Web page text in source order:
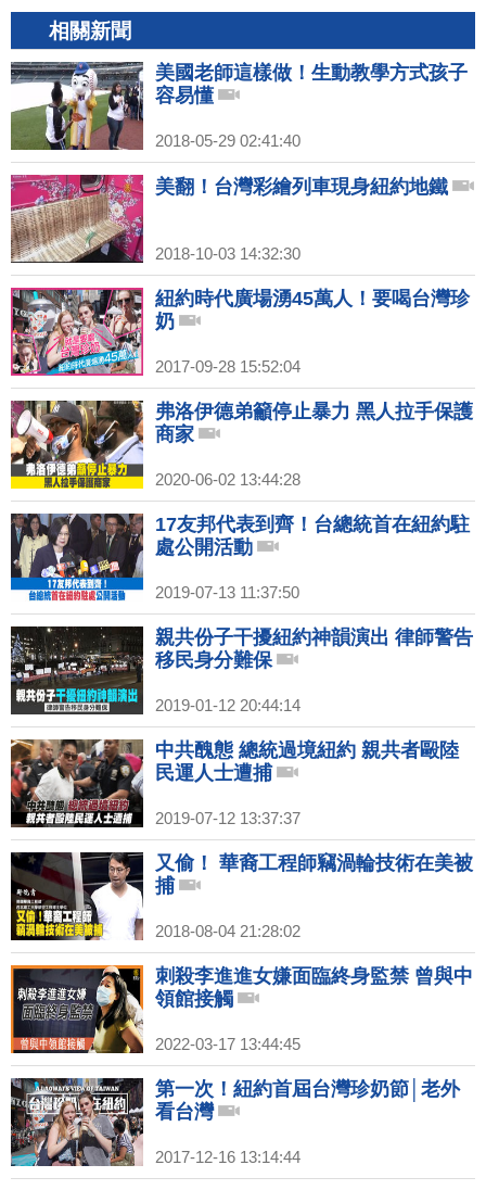
相關新聞
美國老師這樣做！生動教學方式孩子
容易懂
2018-05-29 02:41:40
美翻！台灣彩繪列車現身紐約地鐵
2018-10-03 14:32:30
紐約時代廣場湧45萬人！要喝台灣珍
奶
2017-09-28 15:52:04
弗洛伊德弟籲停止暴力 黑人拉手保護
商家
2020-06-02 13:44:28
17友邦代表到齊！台總統首在紐約駐
處公開活動
2019-07-13 11:37:50
親共份子干擾紐約神韻演出 律師警告
移民身分難保
2019-01-12 20:44:14
中共醜態 總統過境紐約 親共者毆陸
民運人士遭捕
2019-07-12 13:37:37
又偷！ 華裔工程師竊渦輪技術在美被
捕
2018-08-04 21:28:02
刺殺李進進女嫌面臨終身監禁 曾與中
領館接觸
2022-03-17 13:44:45
第一次！紐約首屆台灣珍奶節│老外
看台灣
2017-12-16 13:14:44